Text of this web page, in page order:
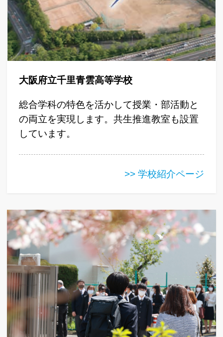
大阪府立千里青雲高等学校
総合学科の特色を活かして授業・部活動と
の両立を実現します。共生推進教室も設置
しています。
>> 学校紹介ページ